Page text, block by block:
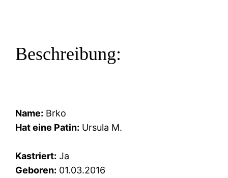
Beschreibung:
Name: Brko
Hat eine Patin: Ursula M.
Kastriert: Ja
Geboren: 01.03.2016